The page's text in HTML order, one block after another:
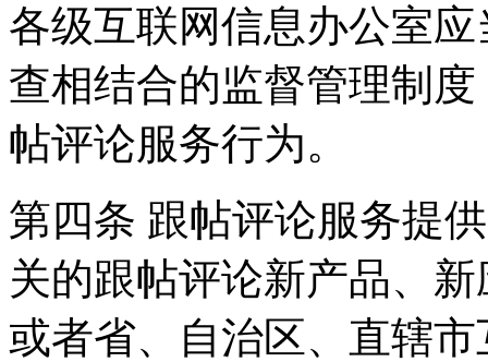
各级互联网信息办公室
查相结合的监督管理制
帖评论服务行为。
第四条 跟帖评论服务提
关的跟帖评论新产品、
或者省、自治区、直辖